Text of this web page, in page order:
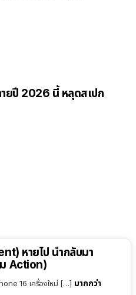
ยปี 2026 นี้ หลุดสเปก
หายไป นำกลับมา
Action)
16 เครื่องใหม่ […] มากกว่า